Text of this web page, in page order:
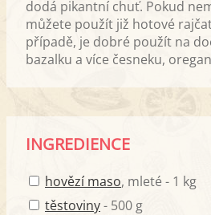
dodá pikantní chuť. Pokud
můžete použít již hotové
případě, je dobré použít na
bazalku a více česneku,
INGREDIENCE
hovězí maso, mleté - 1 kg
těstoviny- 500 g